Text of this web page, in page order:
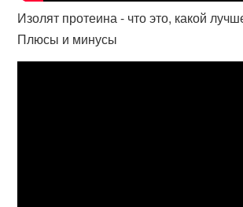
Изолят протеина - что это, какой
Плюсы и минусы